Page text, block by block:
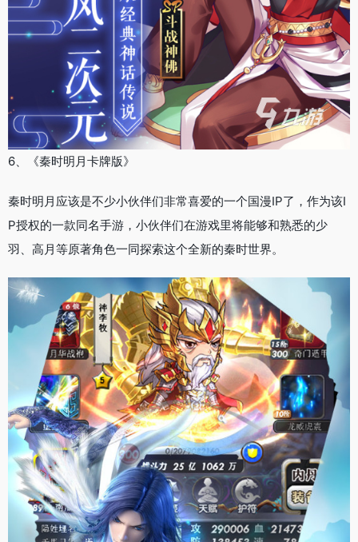
6、《秦时明月卡牌版》
秦时明月应该是不少小伙伴们非常喜爱的一个国漫IP了，作为该I
P授权的一款同名手游，小伙伴们在游戏里将能够和熟悉的少
羽、高月等原著角色一同探索这个全新的秦时世界。